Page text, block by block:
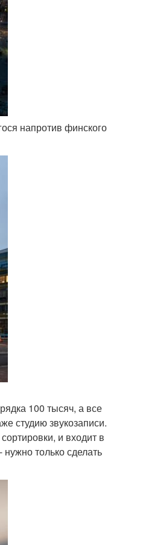
напротив финского
100 тысяч, а все
студию звукозаписи.
и входит в
только сделать